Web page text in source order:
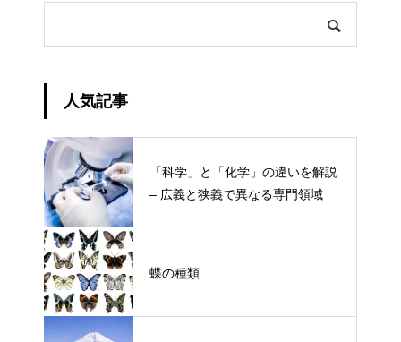
人気記事
「科学」と「化学」の違いを解説
– 広義と狭義で異なる専門領域
蝶の種類